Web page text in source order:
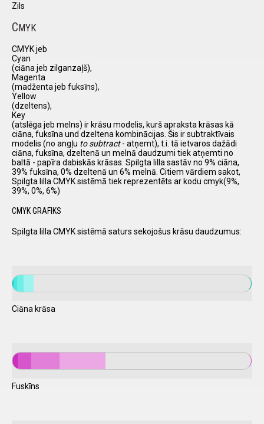
Zils
CMYK
CMYK jeb
Cyan
(ciāna jeb zilganzaļš),
Magenta
(madženta jeb fuksīns),
Yellow
(dzeltens),
Key
(atslēga jeb melns) ir krāsu modelis, kurš apraksta krāsas kā
ciāna, fuksīna und dzeltena kombinācijas. Šis ir subtraktīvais
modelis (no angļu to subtract- atņemt), t.i. tā ietvaros dažādi
ciāna, fuksīna, dzeltenā un melnā daudzumi tiek atņemti no
baltā - papīra dabiskās krāsas. Spilgta lilla sastāv no 9% ciāna,
39% fuksīna, 0% dzeltenā un 6% melnā. Citiem vārdiem sakot,
Spilgta lilla CMYK sistēmā tiek reprezentēts ar kodu cmyk(9%,
39%, 0%, 6%)
CMYK GRAFIKS
Spilgta lilla CMYK sistēmā saturs sekojošus krāsu daudzumus:
Ciāna krāsa
Fuskīns